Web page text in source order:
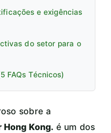
e exigências
do setor para o
FAQs Técnicos)
sobre a
Hong Kong.é um dos